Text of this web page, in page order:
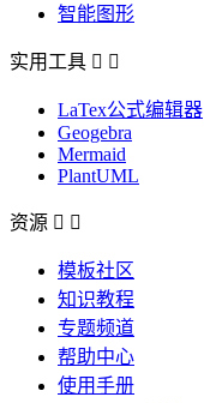
智能图形
实用工具  
LaTex公式编辑器
Geogebra
Mermaid
PlantUML
资源  
模板社区
知识教程
专题频道
帮助中心
使用手册